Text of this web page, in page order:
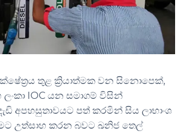
තුළ ක්‍රියාත්මක වන සිනොපෙක්,
ලංකා IOC යන සමාගම් විසින්
අපහසුතාවයට පත් කරමින් සිය ලාභාංශ
උත්සාහ කරන බවට ඛනිජ තෙල්